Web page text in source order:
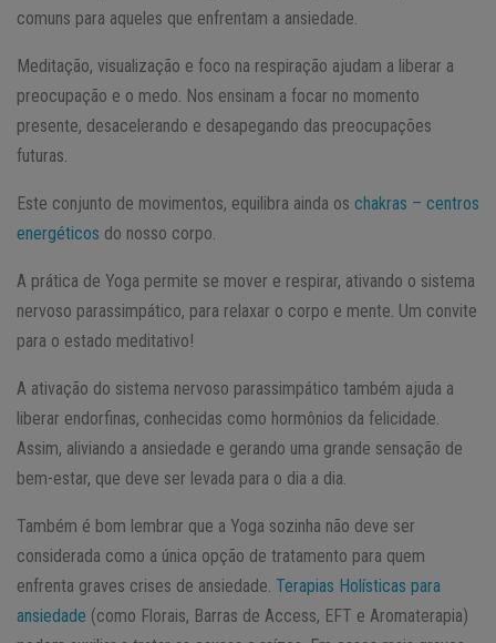
comuns para aqueles que enfrentam a ansiedade.
Meditação, visualização e foco na respiração ajudam a liberar a
preocupação e o medo. Nos ensinam a focar no momento
presente, desacelerando e desapegando das preocupações
futuras.
Este conjunto de movimentos, equilibra ainda os chakras – centros
energéticos do nosso corpo.
A prática de Yoga permite se mover e respirar, ativando o sistema
nervoso parassimpático, para relaxar o corpo e mente. Um convite
para o estado meditativo!
A ativação do sistema nervoso parassimpático também ajuda a
liberar endorfinas, conhecidas como hormônios da felicidade.
Assim, aliviando a ansiedade e gerando uma grande sensação de
bem-estar, que deve ser levada para o dia a dia.
Também é bom lembrar que a Yoga sozinha não deve ser
considerada como a única opção de tratamento para quem
enfrenta graves crises de ansiedade. Terapias Holísticas para
ansiedade (como Florais, Barras de Access, EFT e Aromaterapia)